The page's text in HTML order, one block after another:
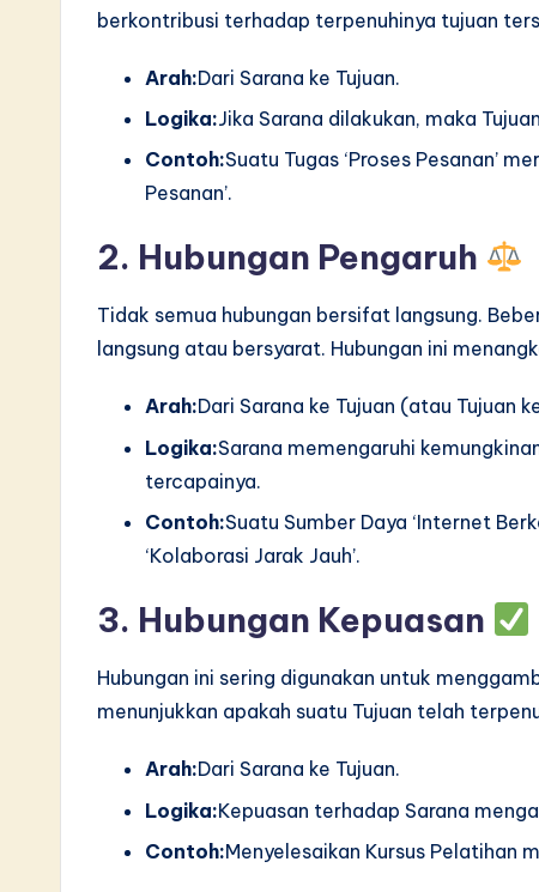
berkontribusi terhadap terpenuhinya tujuan
Arah:Dari Sarana ke Tujuan.
Logika:Jika Sarana dilakukan, maka
Contoh:Suatu Tugas ‘Proses Pesanan’
Pesanan’.
2. Hubungan Pengaruh
Tidak semua hubungan bersifat langsung.
langsung atau bersyarat. Hubungan ini
Arah:Dari Sarana ke Tujuan (atau Tujuan
Logika:Sarana memengaruhi
tercapainya.
Contoh:Suatu Sumber Daya ‘Internet
‘Kolaborasi Jarak Jauh’.
3. Hubungan Kepuasan
Hubungan ini sering digunakan untuk
menunjukkan apakah suatu Tujuan telah
Arah:Dari Sarana ke Tujuan.
Logika:Kepuasan terhadap Sarana
Contoh:Menyelesaikan Kursus Pelatihan